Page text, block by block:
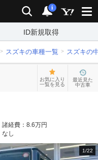
検索 通知
i
ID新規取得
スズキの車種一覧 スズキの
お気に入り
一覧を見る
最近見た
中古車
諸経費： 8.6万円
なし
1/22